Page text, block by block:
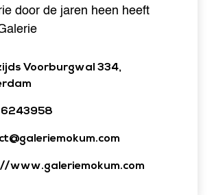
door de jaren heen heeft
Voorburgwal 334,
www.galeriemokum.com